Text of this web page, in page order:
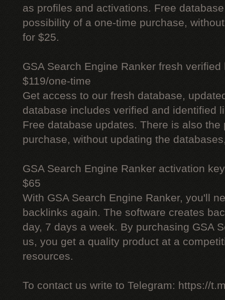
as profiles and activations. Free
possibility of a one-time purchase,
for $25.
GSA Search Engine Ranker fresh verified
$119/one-time
Get access to our fresh database,
database includes verified and identified
Free database updates. There is also
purchase, without updating the
GSA Search Engine Ranker activation key
$65
With GSA Search Engine Ranker, you'll
backlinks again. The software creates
day, 7 days a week. By purchasing GSA
us, you get a quality product at a
resources.
To contact us write to Telegram: https://